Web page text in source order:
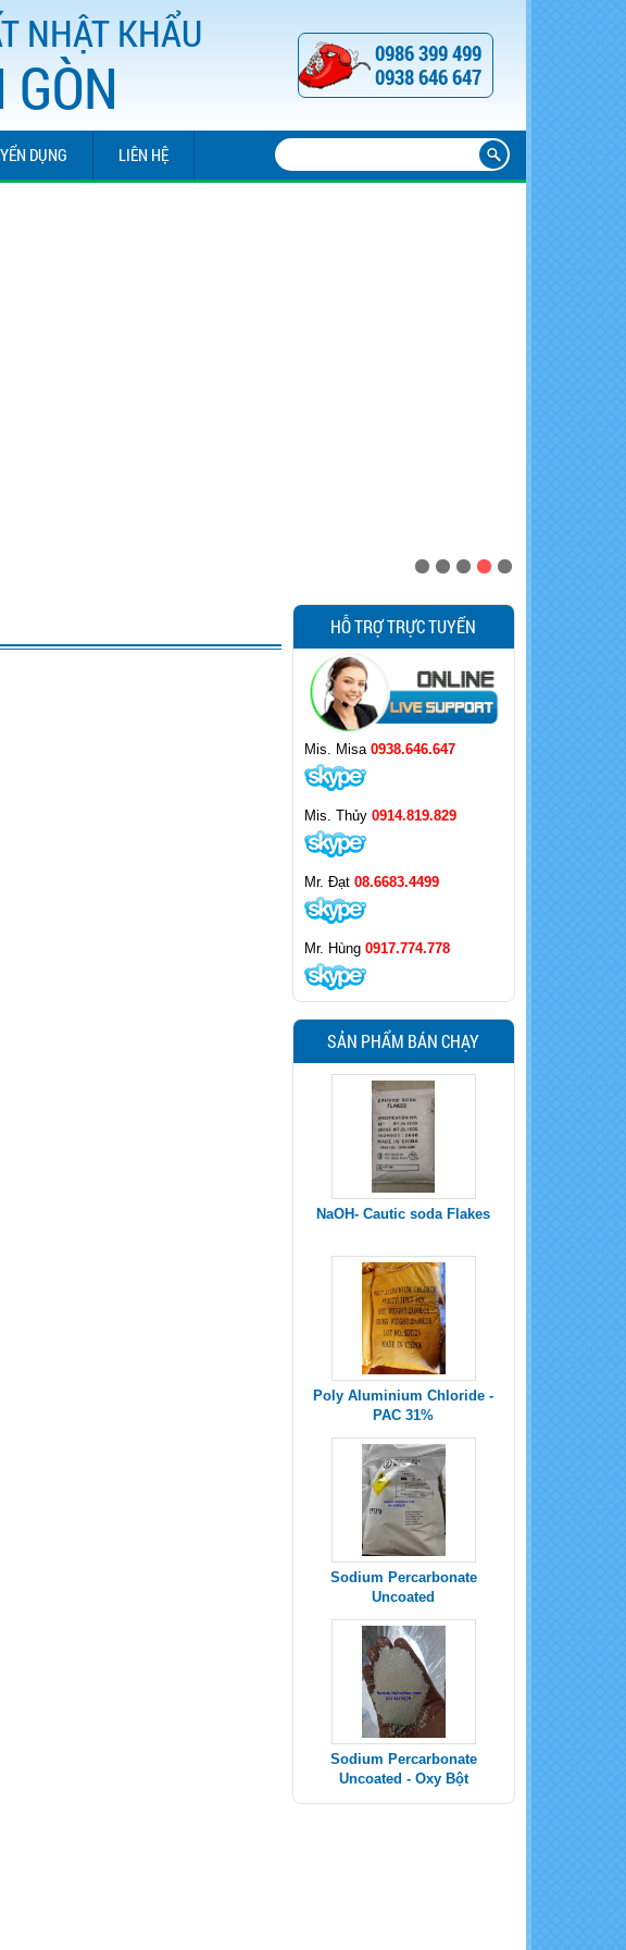
NHẬT KHẨU
0986 399 499
0938 646 647
DỤNG LIÊN HỆ
HỖ TRỢ TRỰC TUYẾN
Mis. Misa 0938.646.647
Mis. Thủy 0914.819.829
Mr. Đạt 08.6683.4499
Mr. Hùng 0917.774.778
SẢN PHẨM BÁN CHẠY
Poly Aluminium Chloride -
Sodium Percarbonate
Uncoated
Sodium Percarbonate
Uncoated - Oxy Bột
SODIUM METABISULFITE _
Na2S2O5